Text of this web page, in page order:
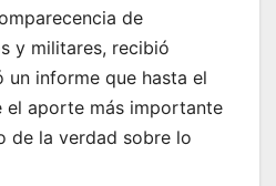
de
y militares, recibió
informe que hasta el
el aporte más importante
de la verdad sobre lo